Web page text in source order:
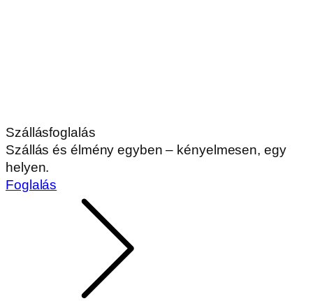
Szállásfoglalás
Szállás és élmény egyben – kényelmesen, egy
helyen.
Foglalás